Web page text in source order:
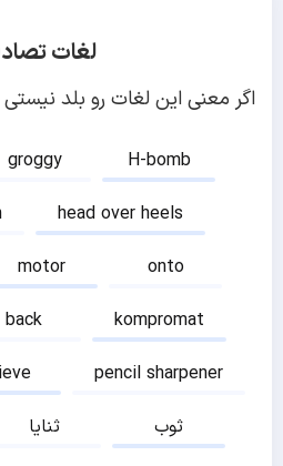
لغات
اگر معنی این لغات رو بلد
groggy
H-bomb
head over heels
motor
onto
back
kompromat
pencil sharpener
ثنایا
ثوب